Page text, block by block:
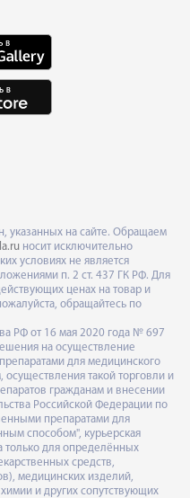
указанных на сайте. Обращаем
носит исключительно
условиях не является
п. 2 ст. 437 ГК РФ. Для
ценах на товар и
обращайтесь по
РФ от 16 мая 2020 года № 697
на осуществление
для медицинского
такой торговли и
гражданам и внесении
Российской Федерации по
препаратами для
способом", курьерская
только для определённых
средств,
медицинских изделий,
и других сопутствующих